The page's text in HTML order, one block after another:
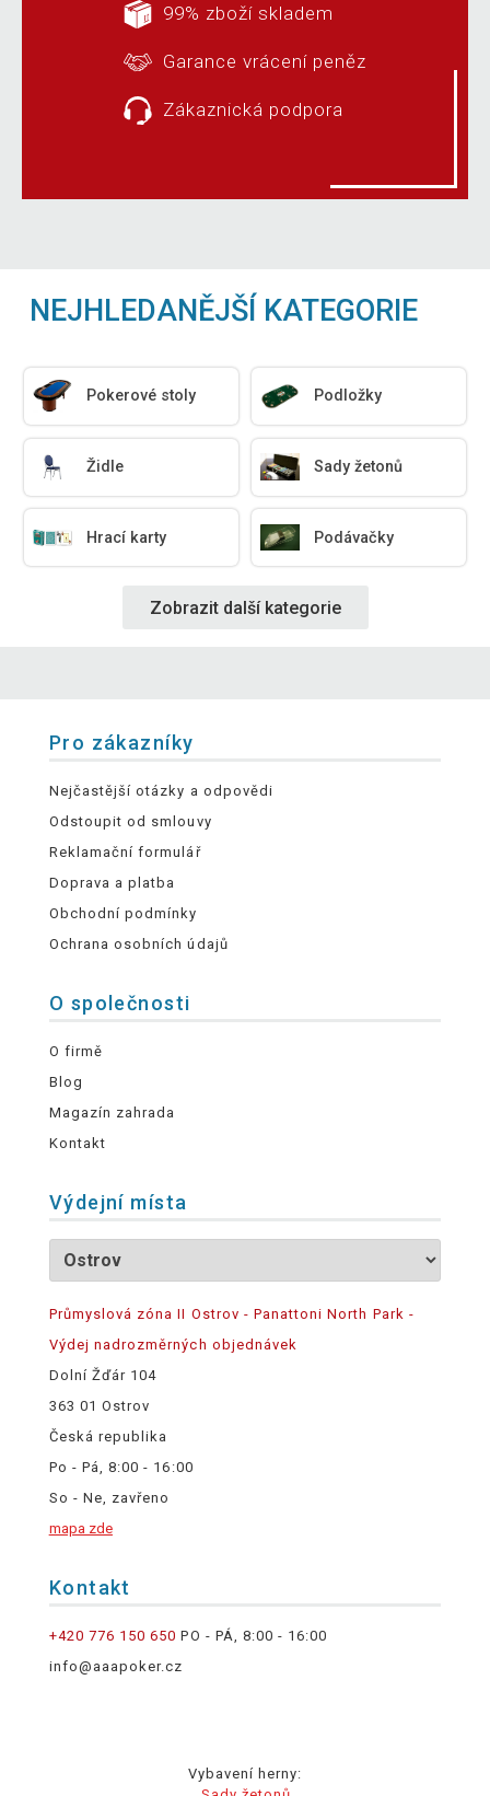
99% zboží skladem
Garance vrácení peněz
Zákaznická podpora
NEJHLEDANĚJŠÍ KATEGORIE
Pokerové stoly Podložky
Židle Sady žetonů
Hrací karty Podávačky
Zobrazit další kategorie
Pro zákazníky
Nejčastější otázky a odpovědi
Odstoupit od smlouvy
Reklamační formulář
Doprava a platba
Obchodní podmínky
Ochrana osobních údajů
O společnosti
O firmě
Blog
Magazín zahrada
Kontakt
Výdejní místa
Průmyslová zóna II Ostrov - Panattoni North Park -
Výdej nadrozměrných objednávek
Dolní Žďár 104
363 01 Ostrov
Česká republika
Po - Pá, 8:00 - 16:00
So - Ne, zavřeno
mapa zde
Kontakt
+420 776 150 650 PO - PÁ, 8:00 - 16:00
info@aaapoker.cz
Vybavení herny: